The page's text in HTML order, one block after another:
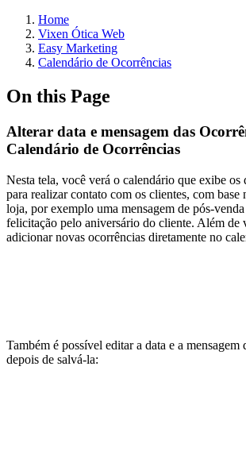
Home
Vixen Ótica Web
Easy Marketing
Calendário de Ocorrências
On this Page
Alterar data e mensagem das
Calendário de Ocorrências
Nesta tela, você verá o calendário que exibe os
para realizar contato com os clientes, com base
loja, por exemplo uma mensagem de pós-
felicitação pelo aniversário do cliente. Além de
adicionar novas ocorrências diretamente no
Também é possível editar a data e a mensagem
depois de salvá-la: